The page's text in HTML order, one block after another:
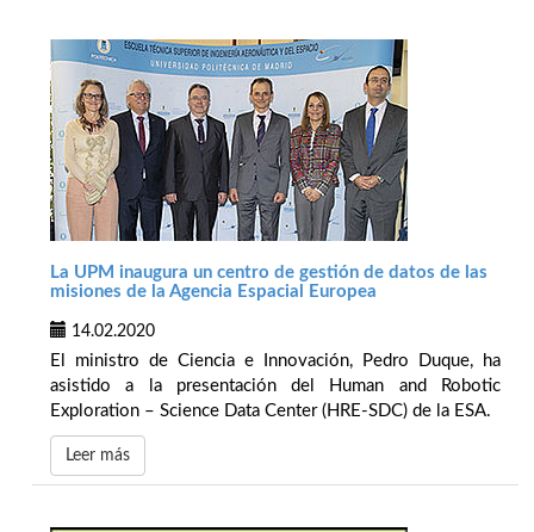
La UPM inaugura un centro de gestión de datos de las
misiones de la Agencia Espacial Europea
14.02.2020
El ministro de Ciencia e Innovación, Pedro Duque, ha
asistido a la presentación del Human and Robotic
Exploration – Science Data Center (HRE-SDC) de la ESA.
Leer más